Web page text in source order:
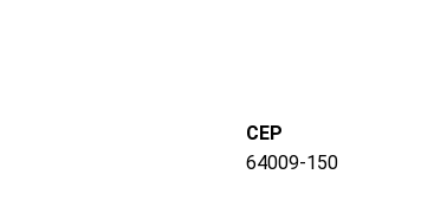
CEP
64009-150